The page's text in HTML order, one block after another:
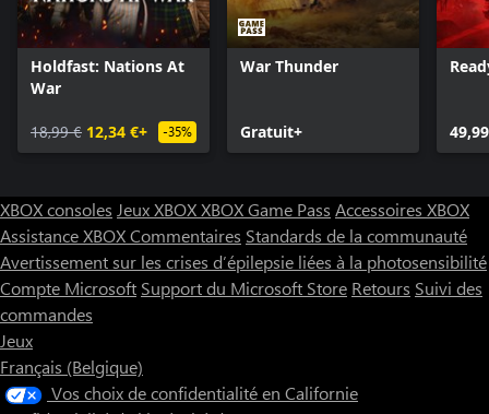
Holdfast: Nations At
War
18,99 € 12,34 €+ -35%
War Thunder
Gratuit+
XBOX consoles Jeux XBOXXBOX Game Pass Accessoires XBOX
Assistance XBOXCommentaires Standards de la communauté
Avertissement sur les crises d’épilepsie liées à la photosensibilité
Compte Microsoft Support du Microsoft Store Retours Suivi des
commandes
Jeux
Français (Belgique)
Vos choix de confidentialité en Californie